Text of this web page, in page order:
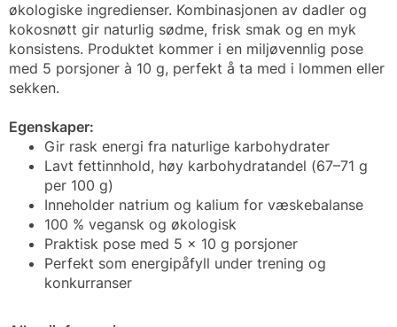
økologiske ingredienser. Kombinasjonen av dadler og
kokosnøtt gir naturlig sødme, frisk smak og en myk
konsistens. Produktet kommer i en miljøvennlig pose
med 5 porsjoner à 10 g, perfekt å ta med i lommen eller
sekken.
Egenskaper:
Gir rask energi fra naturlige karbohydrater
Lavt fettinnhold, høy karbohydratandel (67–71 g
per 100 g)
Inneholder natrium og kalium for væskebalanse
100 % vegansk og økologisk
Praktisk pose med 5 x 10 g porsjoner
Perfekt som energipåfyll under trening og
konkurranser